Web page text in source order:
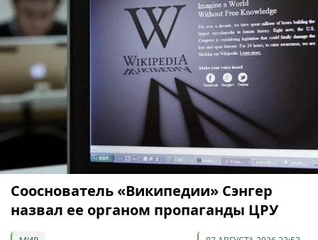
Сооснователь «Википедии» Сэнгер
назвал ее органом пропаганды ЦРУ